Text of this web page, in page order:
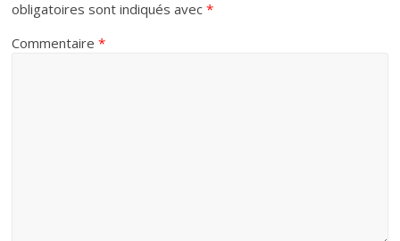
obligatoires sont indiqués avec*
Commentaire*